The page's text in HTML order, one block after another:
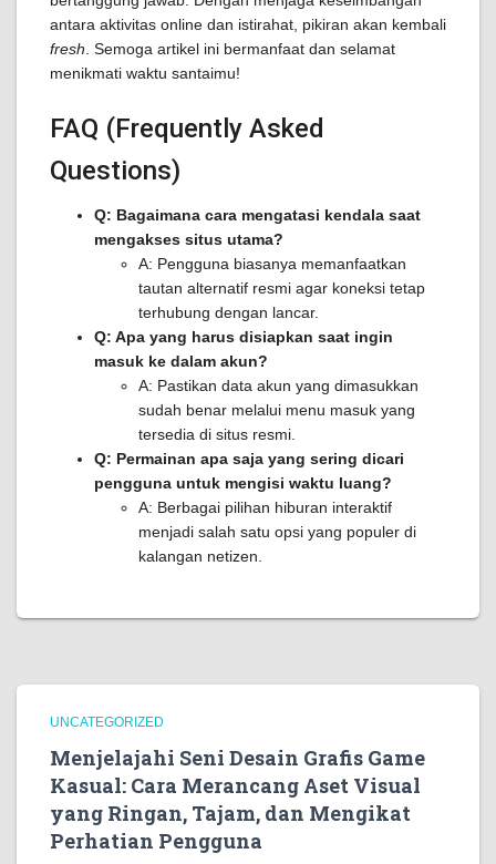
antara aktivitas online dan istirahat, pikiran akan kembali
fresh . Semoga artikel ini bermanfaat dan selamat
menikmati waktu santaimu!
FAQ (Frequently Asked
Questions)
Q: Bagaimana cara mengatasi kendala saat
mengakses situs utama?
A: Pengguna biasanya memanfaatkan
tautan alternatif resmi agar koneksi tetap
terhubung dengan lancar.
Q: Apa yang harus disiapkan saat ingin
masuk ke dalam akun?
A: Pastikan data akun yang dimasukkan
sudah benar melalui menu masuk yang
tersedia di situs resmi.
Q: Permainan apa saja yang sering dicari
pengguna untuk mengisi waktu luang?
A: Berbagai pilihan hiburan interaktif
menjadi salah satu opsi yang populer di
kalangan netizen.
UNCATEGORIZED
Menjelajahi Seni Desain Grafis Game
Kasual: Cara Merancang Aset Visual
yang Ringan, Tajam, dan Mengikat
Perhatian Pengguna